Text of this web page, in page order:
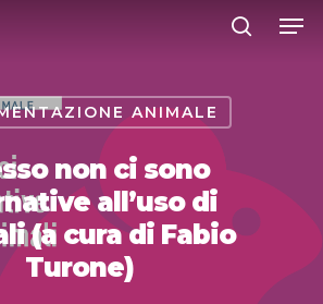
per cercare o ESC
ANIMALE
non ci sono
all’uso di
(a cura di Fabio
Turone)